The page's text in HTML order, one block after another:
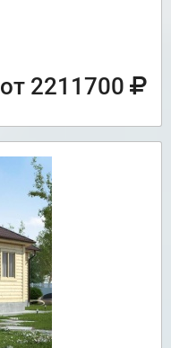
от 2211700